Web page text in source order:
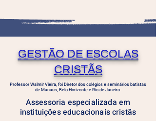
GESTÃO DE ESCOLAS
CRISTÃS
Professor Walmir Vieira, foi Diretor dos colégios e seminários batistas
de Manaus, Belo Horizonte e Rio de Janeiro.
Assessoria especializada em
instituições educacionais cristãs